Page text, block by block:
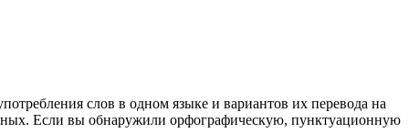
слов в одном языке и вариантов их перевода на
Если вы обнаружили орфографическую, пунктуационную